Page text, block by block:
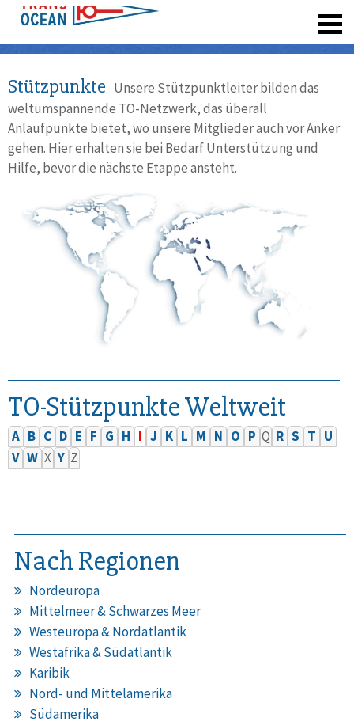
Stützpunkte Unsere Stützpunktleiter bilden das
weltumspannende TO-Netzwerk, das überall
Anlaufpunkte bietet, wo unsere Mitglieder auch vor Anker
gehen. Hier erhalten sie bei Bedarf Unterstützung und
Hilfe, bevor die nächste Etappe ansteht.
TO-Stützpunkte Weltweit
A B C D E F G H I J K L M N O P Q R S T U
V W X Y Z
Nach Regionen
Nordeuropa
Mittelmeer & Schwarzes Meer
Westeuropa & Nordatlantik
Westafrika & Südatlantik
Karibik
Nord- und Mittelamerika
Südamerika